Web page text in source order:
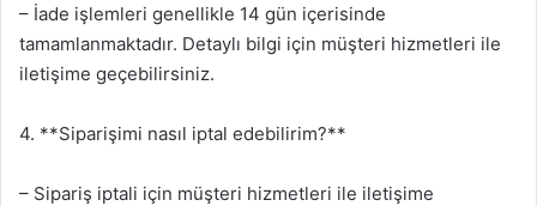
– İade işlemleri genellikle 14 gün içerisinde
tamamlanmaktadır. Detaylı bilgi için müşteri hizmetleri ile
iletişime geçebilirsiniz.
4. **Siparişimi nasıl iptal edebilirim?**
– Sipariş iptali için müşteri hizmetleri ile iletişime